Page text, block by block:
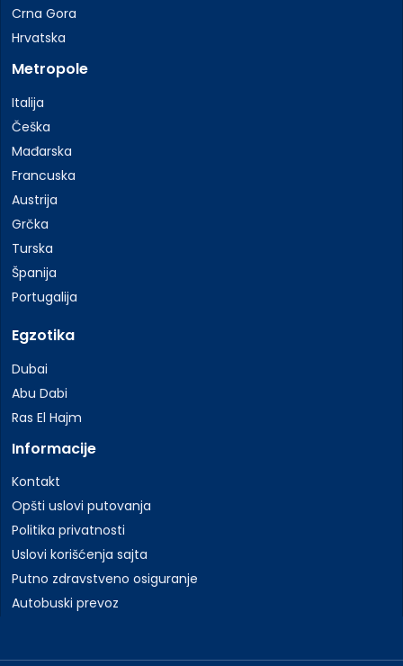
Crna Gora
Hrvatska
Metropole
Italija
Češka
Mađarska
Francuska
Austrija
Grčka
Turska
Španija
Portugalija
Egzotika
Dubai
Abu Dabi
Ras El Hajm
Informacije
Kontakt
Opšti uslovi putovanja
Politika privatnosti
Uslovi korišćenja sajta
Putno zdravstveno osiguranje
Autobuski prevoz